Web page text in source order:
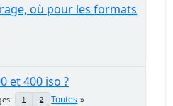
où pour les formats
et 400 iso ?
1 2 Toutes